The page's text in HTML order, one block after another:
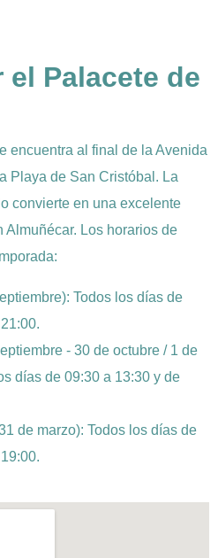
Palacete de
encuentra al final de la Avenida
Playa de San Cristóbal. La
convierte en una excelente
Los horarios de
Todos los días de
- 30 de octubre / 1 de
días de 09:30 a 13:30 y de
de marzo): Todos los días de